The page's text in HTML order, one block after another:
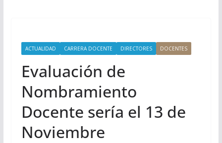
ACTUALIDAD CARRERA DOCENTE DIRECTORES DOCENTES
Evaluación de
Nombramiento
Docente sería el 13 de
Noviembre